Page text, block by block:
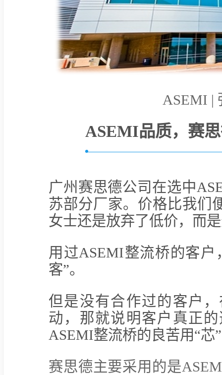
ASEMI |
ASEMI品质，赛
广州赛思德公司在选中
苏部分厂家。价格比我们
女士还是放弃了低价，而
用过ASEMI整流桥的客
客”。
但是没有合作过的客户
动，那就说明客户真正
ASEMI整流桥的良苦用“芯
赛思德主要采用的是